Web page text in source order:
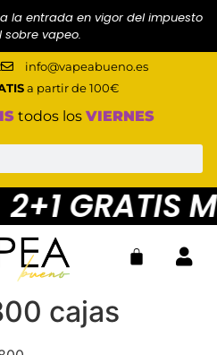
la entrada en vigor del impuesto
sobre vapeo.
info@vapeabueno.es
a partir de 100€
todos losVIERNES
GRATIS
cajas